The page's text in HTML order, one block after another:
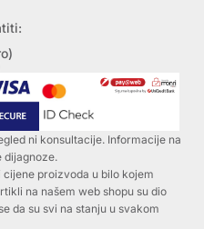
ni konsultacije. Informacije na
dijagnoze.
proizvoda u bilo kojem
na našem web shopu su dio
da su svi na stanju u svakom